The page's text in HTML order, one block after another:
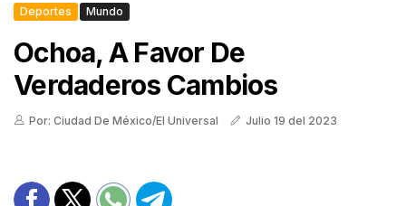
Deportes Mundo
Ochoa, A Favor De
Verdaderos Cambios
Por: Ciudad De México/El Universal Julio 19 del 2023